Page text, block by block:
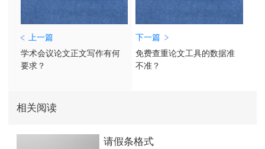
上一篇
学术会议论文正文写作有何
要求？
下一篇
免费查重论文工具的数据准
不准？
相关阅读
请假条格式